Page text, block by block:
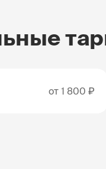
от 1 800 ₽